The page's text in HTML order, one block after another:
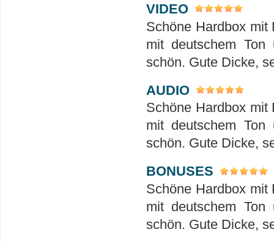
VIDEO
Schöne Hardbox mit
mit deutschem
schön. Gute Dicke,
AUDIO
Schöne Hardbox mit
mit deutschem
schön. Gute Dicke,
BONUSES
Schöne Hardbox mit
mit deutschem
schön. Gute Dicke,